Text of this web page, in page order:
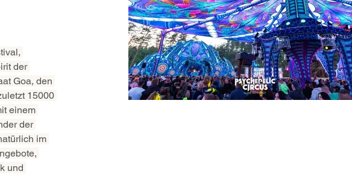
der
Goa, den
15000
einem
der
im
und